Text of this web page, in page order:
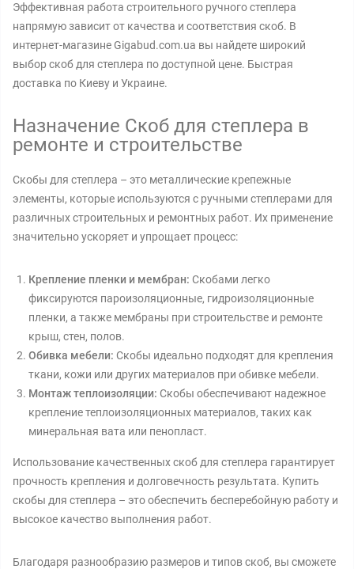
Эффективная работа строительного ручного степлера
напрямую зависит от качества и соответствия скоб. В
интернет-магазине Gigabud.com.ua вы найдете широкий
выбор скоб для степлера по доступной цене. Быстрая
доставка по Киеву и Украине.
Назначение Скоб для степлера в
ремонте и строительстве
Скобы для степлера – это металлические крепежные
элементы, которые используются с ручными степлерами для
различных строительных и ремонтных работ. Их применение
значительно ускоряет и упрощает процесс:
Крепление пленки и мембран: Скобами легко
фиксируются пароизоляционные, гидроизоляционные
пленки, а также мембраны при строительстве и ремонте
крыш, стен, полов.
Обивка мебели: Скобы идеально подходят для крепления
ткани, кожи или других материалов при обивке мебели.
Монтаж теплоизоляции: Скобы обеспечивают надежное
крепление теплоизоляционных материалов, таких как
минеральная вата или пенопласт.
Использование качественных скоб для степлера гарантирует
прочность крепления и долговечность результата. Купить
скобы для степлера – это обеспечить бесперебойную работу и
высокое качество выполнения работ.
Благодаря разнообразию размеров и типов скоб, вы сможете